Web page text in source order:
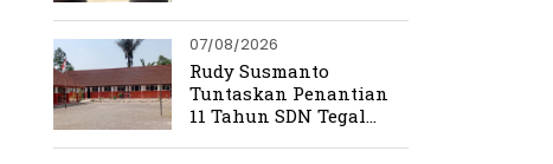
Tamansari
07/08/2026
Rudy Susmanto
Tuntaskan Penantian
11 Tahun SDN Tegal